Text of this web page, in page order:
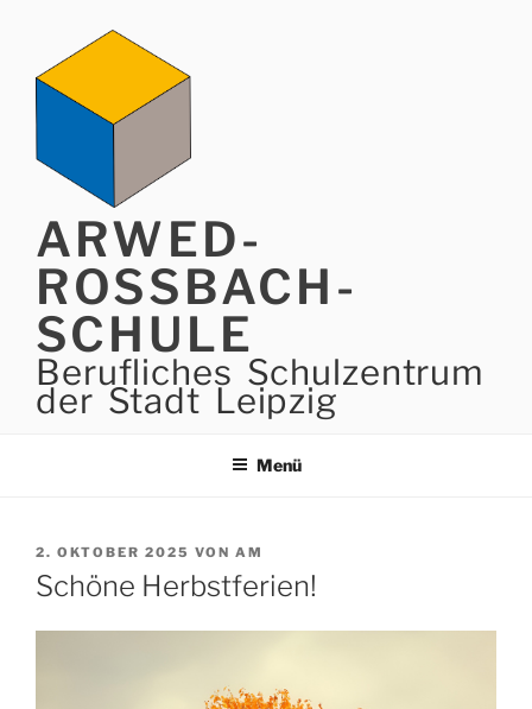
springen
ARWED-
ROSSBACH-
SCHULE
Berufliches Schulzentrum
der Stadt Leipzig
Menü
VERÖFFENTLICHT
AM
2. OKTOBER 2025 VON AM
Schöne Herbstferien!